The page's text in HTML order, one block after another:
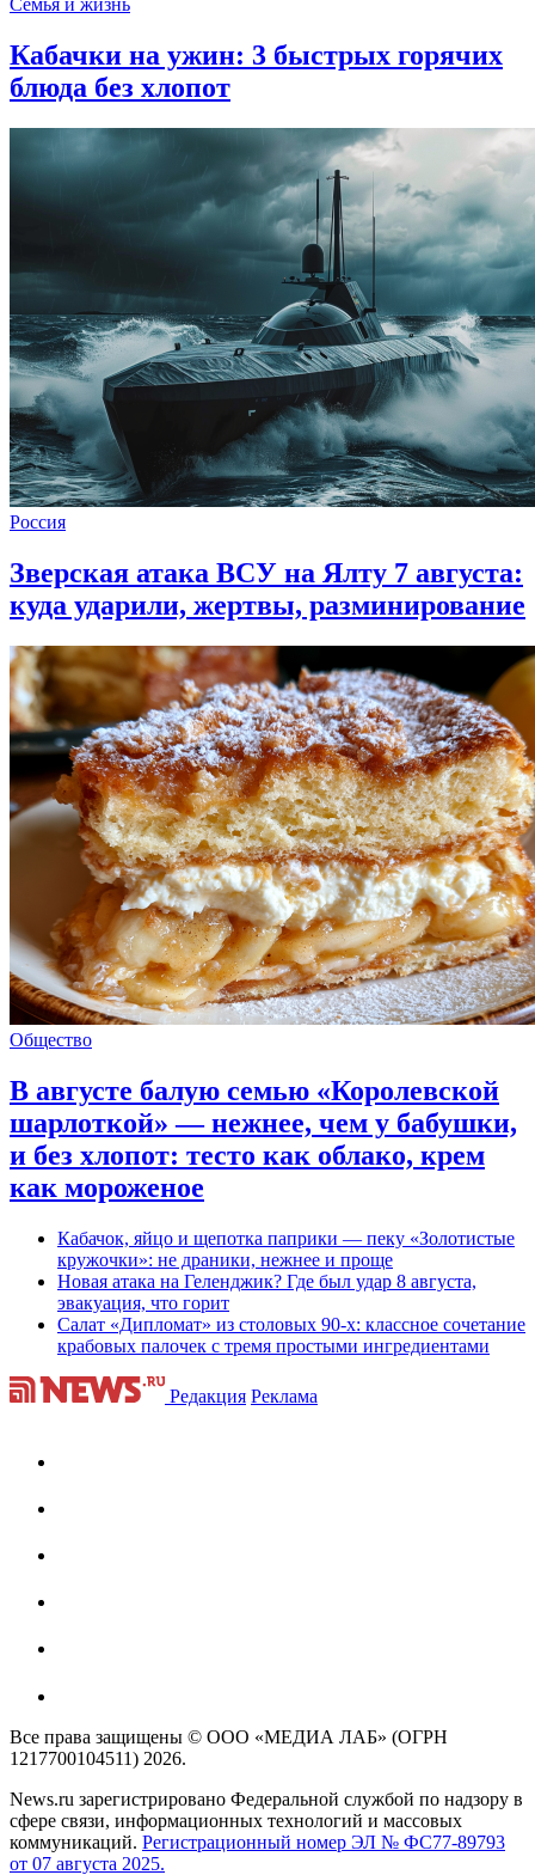
Семья и жизнь
Кабачки на ужин: 3 быстрых горячих
блюда без хлопот
Россия
Зверская атака ВСУ на Ялту 7 августа:
куда ударили, жертвы, разминирование
Общество
В августе балую семью «Королевской
шарлоткой» — нежнее, чем у бабушки,
и без хлопот: тесто как облако, крем
как мороженое
Кабачок, яйцо и щепотка паприки — пеку «Золотистые
кружочки»: не драники, нежнее и проще
Новая атака на Геленджик? Где был удар 8 августа,
эвакуация, что горит
Салат «Дипломат» из столовых 90-х: классное сочетание
крабовых палочек с тремя простыми ингредиентами
Редакция Реклама
Все права защищены © ООО «МЕДИА ЛАБ» (ОГРН
1217700104511) 2026.
News.ru зарегистрировано Федеральной службой по надзору в
сфере связи, информационных технологий и массовых
коммуникаций. Регистрационный номер ЭЛ № ФС77-89793
от 07 августа 2025.